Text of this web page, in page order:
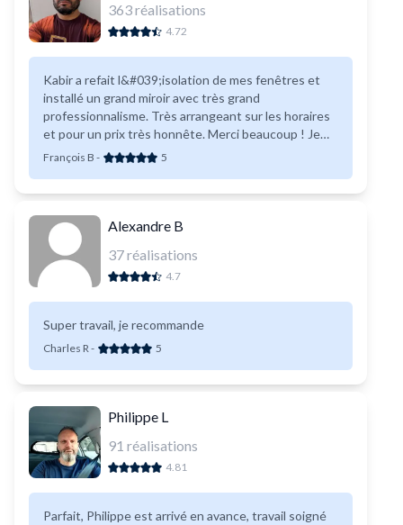
363réalisations
4.72
Kabir a refait l&#039;isolation de mes fenêtres et
installé un grand miroir avec très grand
professionnalisme. Très arrangeant sur les horaires
et pour un prix très honnête. Merci beaucoup ! Je
referais appel à lui sans hésiter.
François B - 5
Alexandre B
37réalisations
4.7
Super travail, je recommande
Charles R- 5
Philippe L
91 réalisations
4.81
Parfait, Philippe est arrivé en avance, travail soigné